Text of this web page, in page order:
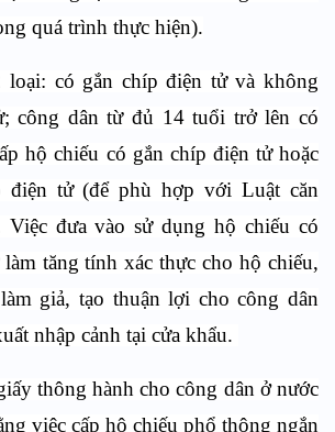
quá trình thực hiện).
có gắn chíp điện tử và không
công dân từ đủ 14 tuổi trở lên có
hộ chiếu có gắn chíp điện tử hoặc
điện tử (để phù hợp với Luật căn
Việc đưa vào sử dụng hộ chiếu có
tăng tính xác thực cho hộ chiếu,
giả, tạo thuận lợi cho công dân
nhập cảnh tại cửa khẩu.
thông hành cho công dân ở nước
việc cấp hộ chiếu phổ thông ngắn